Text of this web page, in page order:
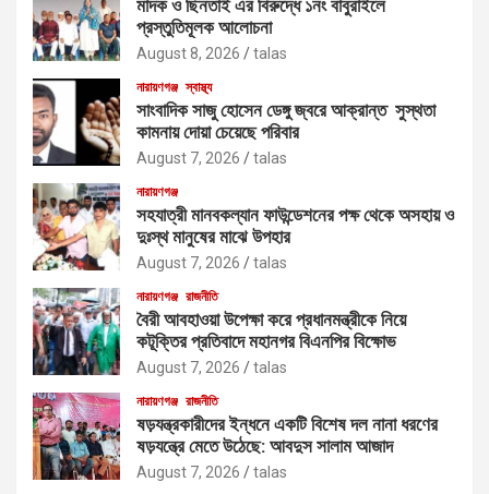
মাদক ও ছিনতাই এর বিরুদ্ধে ১নং বাবুরাইলে
প্রস্তুতিমূলক আলোচনা
August 8, 2026 talas
নারায়ণগঞ্জ স্বাস্থ্য
সাংবাদিক সাজু হোসেন ডেঙ্গু জ্বরে আক্রান্ত সুস্থতা
কামনায় দোয়া চেয়েছে পরিবার
August 7, 2026 talas
নারায়ণগঞ্জ
সহযাত্রী মানবকল্যান ফাউন্ডেশনের পক্ষ থেকে অসহায় ও
দুঃস্থ মানুষের মাঝে উপহার
August 7, 2026 talas
নারায়ণগঞ্জ রাজনীতি
বৈরী আবহাওয়া উপেক্ষা করে প্রধানমন্ত্রীকে নিয়ে
কটূক্তির প্রতিবাদে মহানগর বিএনপির বিক্ষোভ
August 7, 2026 talas
নারায়ণগঞ্জ রাজনীতি
ষড়যন্ত্রকারীদের ইন্ধনে একটি বিশেষ দল নানা ধরণের
ষড়যন্ত্রে মেতে উঠেছে: আবদুস সালাম আজাদ
August 7, 2026 talas